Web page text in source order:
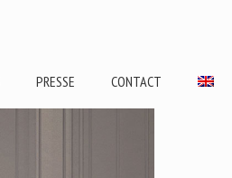
PRESSE CONTACT